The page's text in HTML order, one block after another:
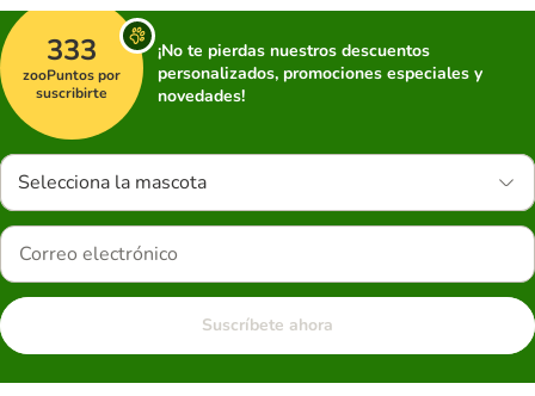
333
zooPuntos por
suscribirte
¡No te pierdas nuestros descuentos
personalizados, promociones especiales y
novedades!
Selecciona la mascota
Suscríbete ahora